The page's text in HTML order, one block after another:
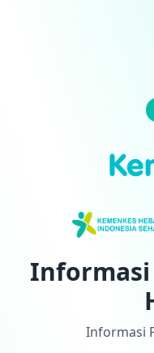
Informasi